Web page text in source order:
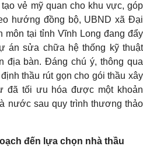
vẻ mỹ quan cho khu vực, góp
hướng đồng bộ, UBND xã Đại
môn tại tỉnh Vĩnh Long đang đẩy
án sửa chữa hệ thống kỹ thuật
địa bàn. Đáng chú ý, thông qua
thầu rút gọn cho gói thầu xây
đã tối ưu hóa được một khoản
nước sau quy trình thương thảo
đến lựa chọn nhà thầu